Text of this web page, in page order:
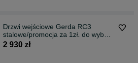
Drzwi wejściowe Gerda RC3
stalowe/promocja za 1zł. do wyboru
!2 930 zł